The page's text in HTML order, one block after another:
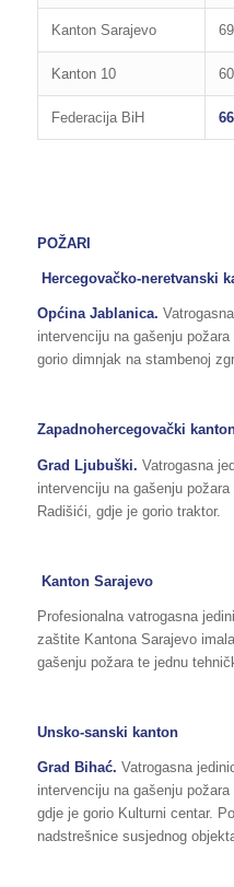
Kanton Sarajevo 69
Kanton 10 60
Federacija BiH
POŽARI
Hercegovačko-neretvanski
Općina Jablanica.
intervenciju na gašenju
gorio dimnjak na stambenoj
Zapadnohercegovački
Grad Ljubuški. Vatrogasna
intervenciju na gašenju
Radišići, gdje je gorio traktor.
Kanton Sarajevo
Profesionalna vatrogasna
zaštite Kantona Sarajevo
gašenju požara te jednu
Unsko-sanski kanton
Grad Bihać. Vatrogasna
intervenciju na gašenju
gdje je gorio Kulturni centar.
nadstrešnice susjednog